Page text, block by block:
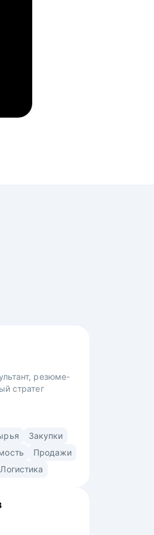
резюме-
стратег
продажах,
Закупки
Продажи
Логистика